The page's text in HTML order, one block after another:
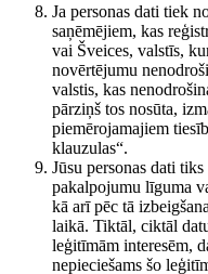
Ja personas dati tiek
saņēmējiem, kas
vai Šveices, valstīs,
novērtējumu
valstis, kas
pārziņš tos nosūta,
piemērojamajiem
klauzulas“.
Jūsu personas dati
pakalpojumu līguma
kā arī pēc tā
laikā. Tiktāl, ciktāl
leģitīmām interesēm,
nepieciešams šo